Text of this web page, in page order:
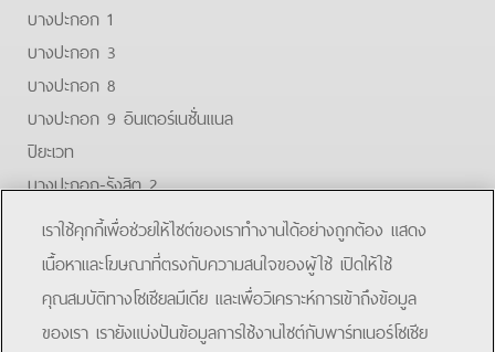
บางปะกอก 1
บางปะกอก 3
บางปะกอก 8
บางปะกอก 9 อินเตอร์เนชั่นแนล
ปิยะเวท
บางปะกอก-รังสิต 2
บางปะกอกสมุทรปราการ
FacebookYoutube
โรงพยาบาลบางปะกอก-รังสิต 2
เราใช้คุกกี้เพื่อช่วยให้ไซต์ของเราทำงานได้อย่างถูกต้อง แสดง
เนื้อหาและโฆษณาที่ตรงกับความสนใจของผู้ใช้ เปิดให้ใช้
คุณสมบัติทางโซเชียลมีเดีย และเพื่อวิเคราะห์การเข้าถึงข้อมูล
ของเรา เรายังแบ่งปันข้อมูลการใช้งานไซต์กับพาร์ทเนอร์โซเชีย